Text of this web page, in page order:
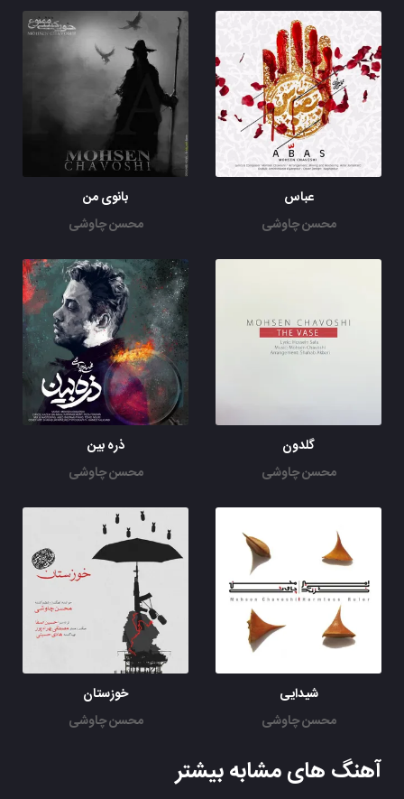
عباس
محسن چاوشی
بانوی من
محسن چاوشی
گلدون
محسن چاوشی
ذره بین
محسن چاوشی
شیدایی
محسن چاوشی
خوزستان
محسن چاوشی
آهنگ های مشابه بیشتر